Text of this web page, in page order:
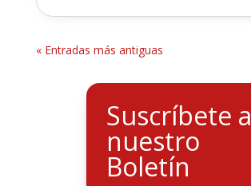
« Entradas más antiguas
Suscríbete a
nuestro
Boletín